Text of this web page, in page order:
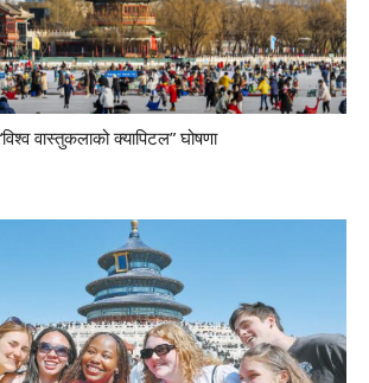
वास्तुकलाको क्यापिटल” घोषणा